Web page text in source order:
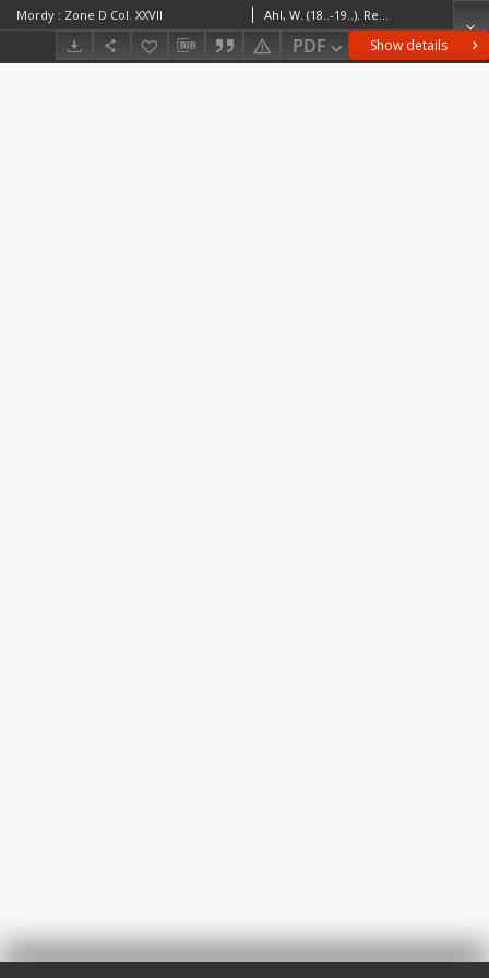
Show details
PDF
Mordy : Zone D Col. XXVII Ahl, W. (18..-19..). RedaktorFischbacher, Rudolf (18..-19..). Redaktor